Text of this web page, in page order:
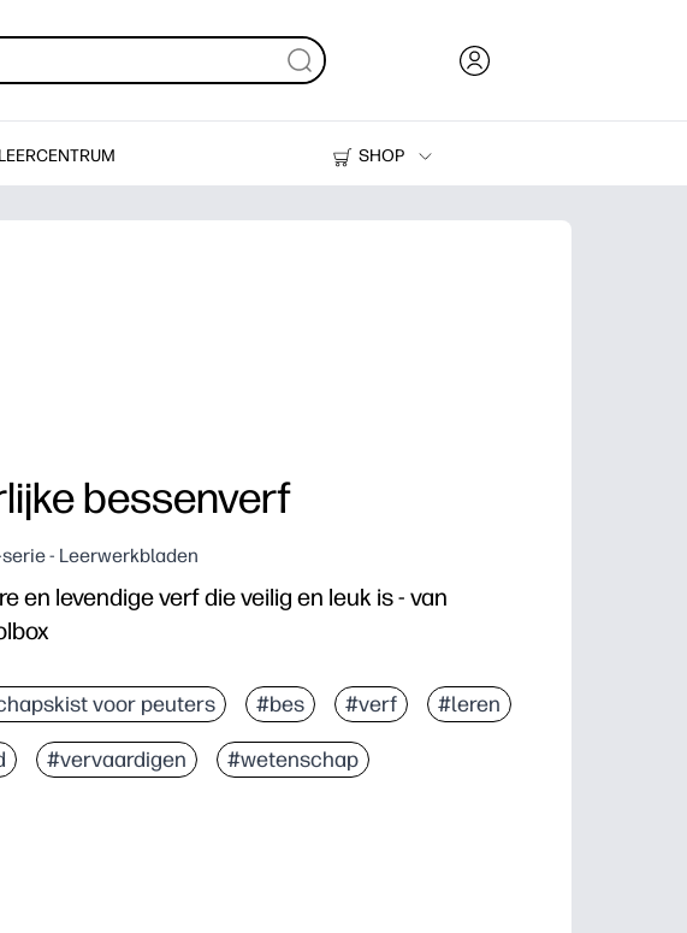
LEERCENTRUM
SHOP
Printers
bessenverf
- Leerwerkbladen
en levendige verf die veilig en leuk is - van
voor peuters #bes #verf #leren
#vervaardigen #wetenschap